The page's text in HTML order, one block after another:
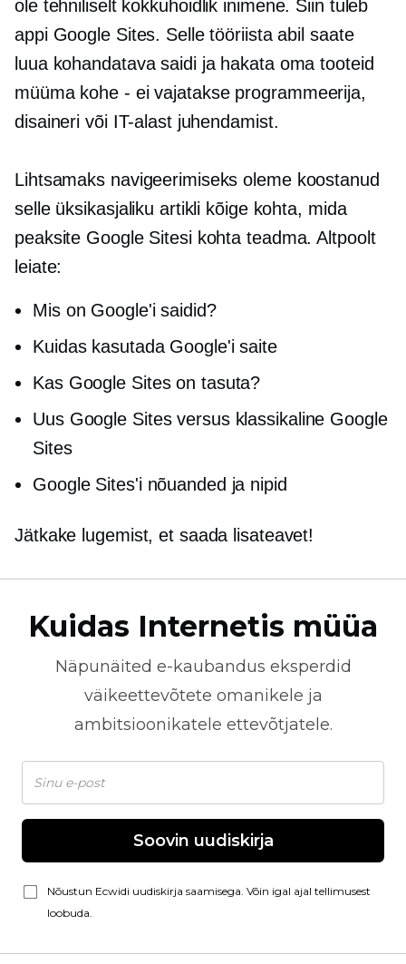
ole tehniliselt kokkuhoidlik inimene. Siin tuleb
appi Google Sites. Selle tööriista abil saate
luua kohandatava saidi ja hakata oma tooteid
müüma kohe - eivajatakse programmeerija,
disaineri või IT-alast juhendamist.
Lihtsamaks navigeerimiseks oleme koostanud
selle üksikasjaliku artikli kõige kohta, mida
peaksite Google Sitesi kohta teadma. Altpoolt
leiate:
Mis on Google'i saidid?
Kuidas kasutada Google'i saite
Kas Google Sites on tasuta?
Uus Google Sites versus klassikaline Google
Sites
Google Sites'i nõuanded ja nipid
Jätkake lugemist, et saada lisateavet!
Kuidas Internetis müüa
Näpunäited e-kaubandus eksperdid
väikeettevõtete omanikele ja
ambitsioonikatele ettevõtjatele.
Soovin uudiskirja
Nõustun Ecwidi uudiskirja saamisega. Võin igal ajal tellimusest
loobuda.